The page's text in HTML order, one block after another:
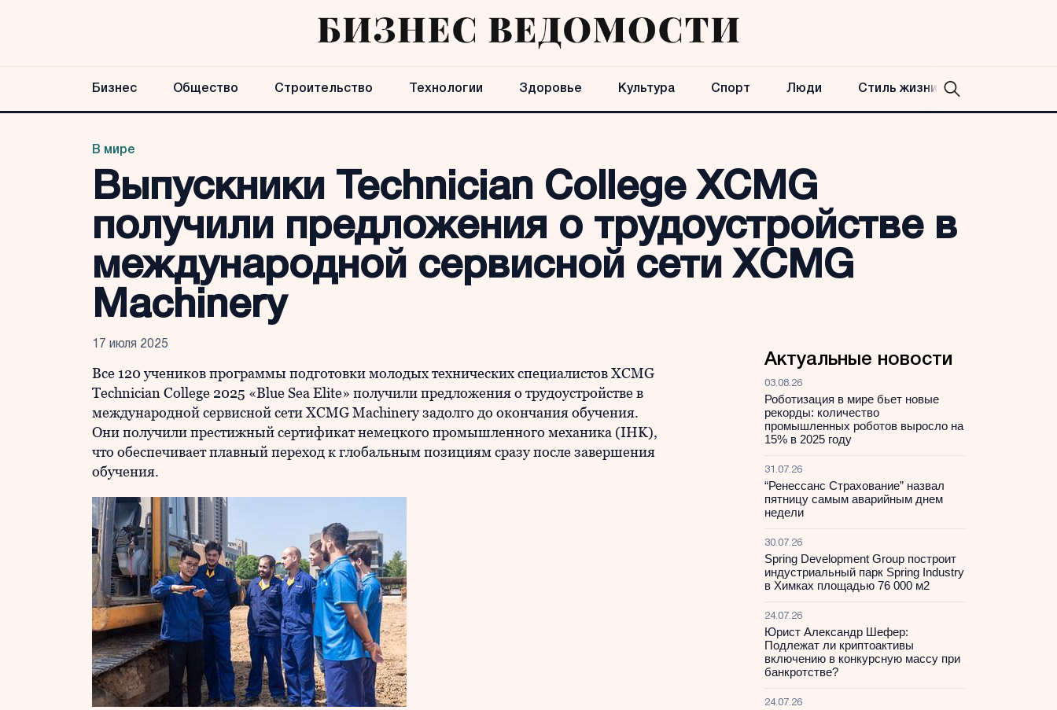
Бизнес Общество Строительство Технологии Здоровье Культура Спорт Люди Стиль жизни
В мире
Выпускники Technician College XCMG
получили предложения о трудоустройстве в
международной сервисной сети XCMG
Machinery
17 июля 2025
Все 120 учеников программы подготовки молодых технических специалистов XCMG
Technician College 2025 «Blue Sea Elite» получили предложения о трудоустройстве в
международной сервисной сети XCMG Machinery задолго до окончания обучения.
Они получили престижный сертификат немецкого промышленного механика (IHK),
что обеспечивает плавный переход к глобальным позициям сразу после завершения
обучения.
Актуальные новости
03.08.26
Роботизация в мире бьет новые
рекорды: количество
промышленных роботов выросло на
15% в 2025 году
31.07.26
“Ренессанс Страхование” назвал
пятницу самым аварийным днем
недели
30.07.26
Spring Development Group построит
индустриальный парк Spring Industry
в Химках площадью 76 000 м2
24.07.26
Юрист Александр Шефер:
Подлежат ли криптоактивы
включению в конкурсную массу при
банкротстве?
24.07.26